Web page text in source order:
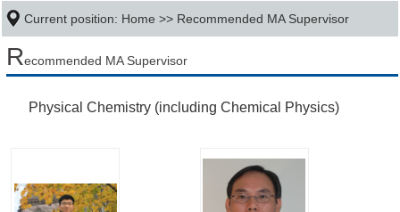
Current position: Home >> Recommended MA Supervisor
Recommended MA Supervisor
Physical Chemistry (including Chemical Physics)